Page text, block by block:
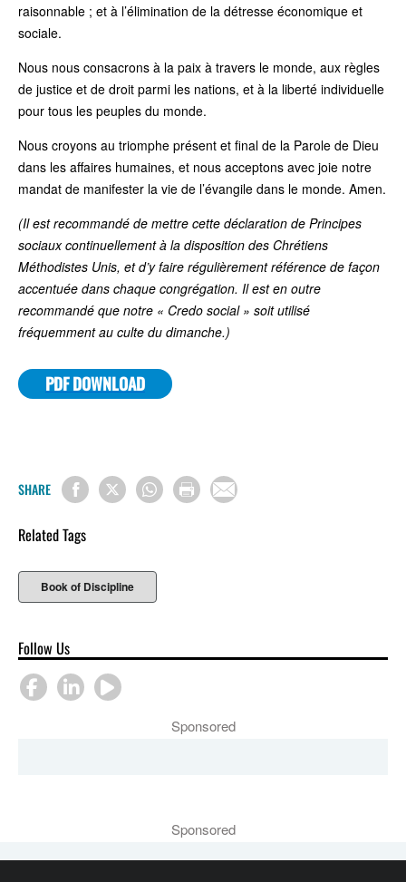
raisonnable ; et à l’élimination de la détresse économique et
sociale.
Nous nous consacrons à la paix à travers le monde, aux règles
de justice et de droit parmi les nations, et à la liberté individuelle
pour tous les peuples du monde.
Nous croyons au triomphe présent et final de la Parole de Dieu
dans les affaires humaines, et nous acceptons avec joie notre
mandat de manifester la vie de l’évangile dans le monde. Amen.
(Il est recommandé de mettre cette déclaration de Principes
sociaux continuellement à la disposition des Chrétiens
Méthodistes Unis, et d’y faire régulièrement référence de façon
accentuée dans chaque congrégation. Il est en outre
recommandé que notre « Credo social » soit utilisé
fréquemment au culte du dimanche.)
PDF DOWNLOAD
SHARE
Related Tags
Book of Discipline
Follow Us
Sponsored
Sponsored